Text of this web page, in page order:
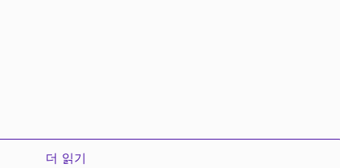
더 읽기